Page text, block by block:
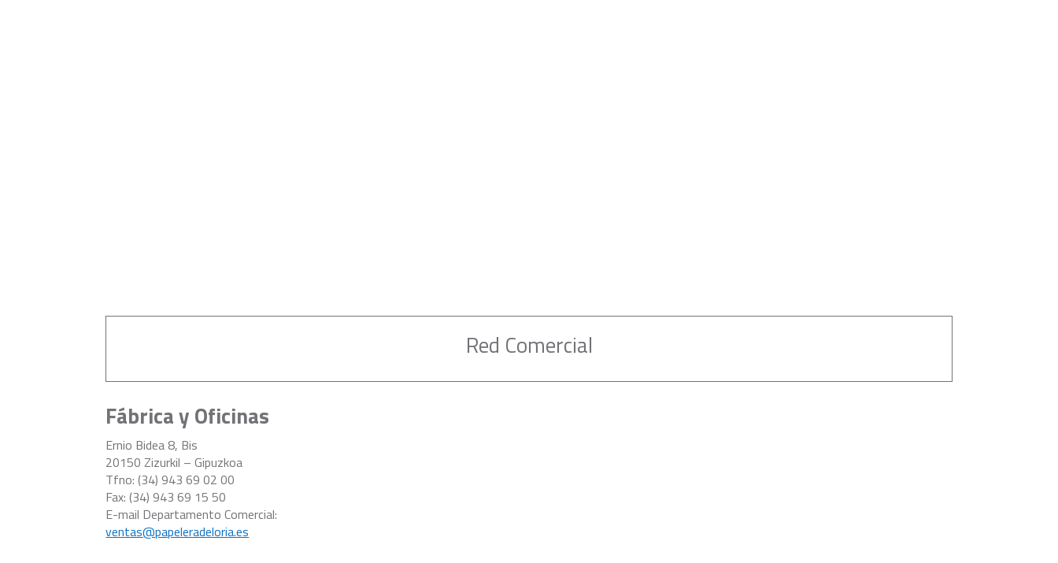
Red Comercial
Fábrica y Oficinas
Ernio Bidea 8, Bis
20150 Zizurkil – Gipuzkoa
Tfno: (34) 943 69 02 00
Fax: (34) 943 69 15 50
E-mail Departamento Comercial:
ventas@papeleradeloria.es